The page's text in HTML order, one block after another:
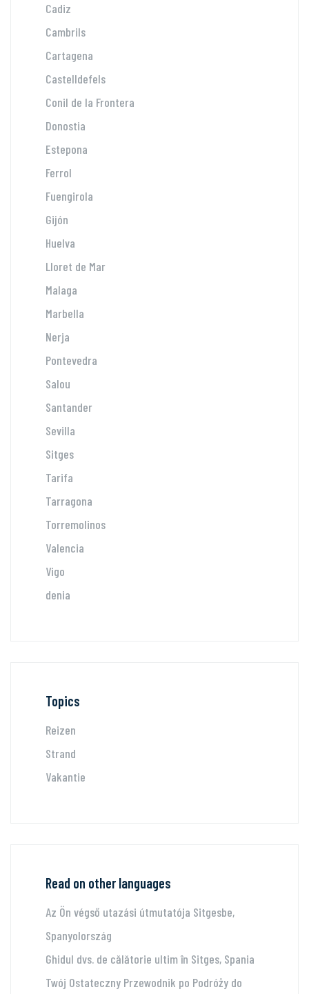
Cadiz
Cambrils
Cartagena
Castelldefels
Conil de la Frontera
Donostia
Estepona
Ferrol
Fuengirola
Gijón
Huelva
Lloret de Mar
Malaga
Marbella
Nerja
Pontevedra
Salou
Santander
Sevilla
Sitges
Tarifa
Tarragona
Torremolinos
Valencia
Vigo
denia
Topics
Reizen
Strand
Vakantie
Read on other languages
Az Ön végső utazási útmutatója Sitgesbe,
Spanyolország
Ghidul dvs. de călătorie ultim în Sitges, Spania
Twój Ostateczny Przewodnik po Podróży do